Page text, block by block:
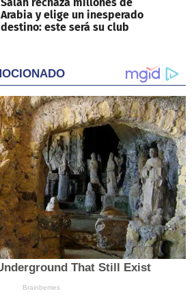
Arabia y elige un inesperado
destino: este será su club